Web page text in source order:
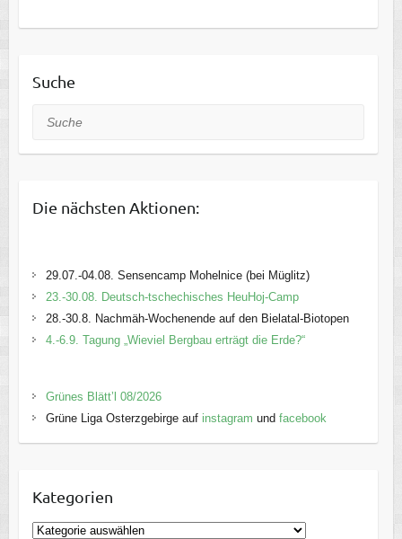
Suche
Suche
Die nächsten Aktionen:
29.07.-04.08. Sensencamp Mohelnice (bei Müglitz)
23.-30.08. Deutsch-tschechisches HeuHoj-Camp
28.-30.8. Nachmäh-Wochenende auf den Bielatal-Biotopen
4.-6.9. Tagung „Wieviel Bergbau erträgt die Erde?“
Grünes Blätt’l 08/2026
Grüne Liga Osterzgebirge auf instagram und facebook
Kategorien
K